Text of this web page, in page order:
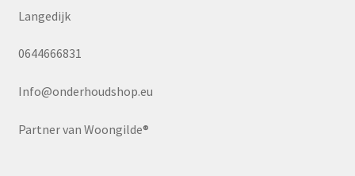
Langedijk
0644666831
Info@onderhoudshop.eu
Partner van Woongilde®